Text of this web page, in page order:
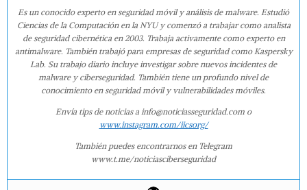
Es un conocido experto en seguridad móvil y análisis de malware. Estudió
Ciencias de la Computación en la NYU y comenzó a trabajar como analista
de seguridad cibernética en 2003. Trabaja activamente como experto en
antimalware. También trabajó para empresas de seguridad como Kaspersky
Lab. Su trabajo diario incluye investigar sobre nuevos incidentes de
malware y ciberseguridad. También tiene un profundo nivel de
conocimiento en seguridad móvil y vulnerabilidades móviles.
Envía tips de noticias a info@noticiasseguridad.com o
www.instagram.com/iicsorg/
También puedes encontrarnos en Telegram
www.t.me/noticiasciberseguridad